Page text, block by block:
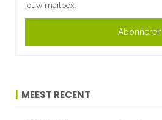
jouw mailbox.
Abonneren
MEEST RECENT